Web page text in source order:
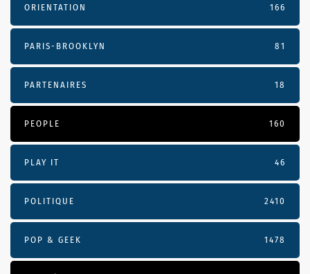
ORIENTATION 166
PARIS-BROOKLYN 81
PARTENAIRES 18
PEOPLE 160
PLAY IT 46
POLITIQUE 2410
POP & GEEK 1478